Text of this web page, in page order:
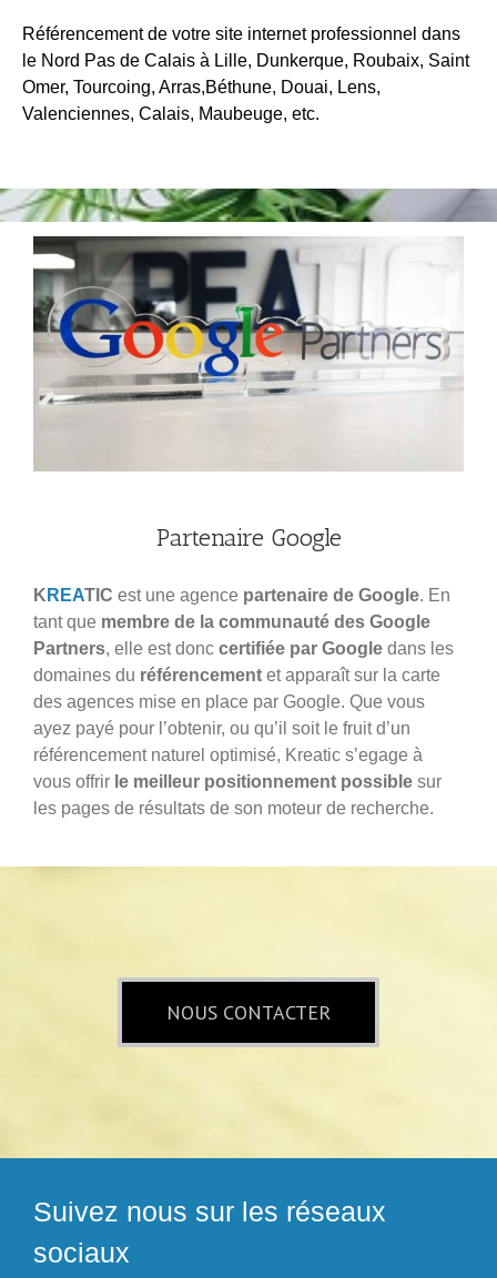
Référencement de votre site internet professionnel dans
le Nord Pas de Calais à Lille, Dunkerque, Roubaix, Saint
Omer, Tourcoing, Arras,Béthune, Douai, Lens,
Valenciennes, Calais, Maubeuge, etc.
Partenaire Google
K REATIC est une agence partenaire de Google. En
tant que membre de la communauté des Google
Partners, elle est donc certifiée par Google dans les
domaines du référencement et apparaît sur la carte
des agences mise en place par Google. Que vous
ayez payé pour l’obtenir, ou qu’il soit le fruit d’un
référencement naturel optimisé, Kreatic s’egage à
vous offrir le meilleur positionnement possible sur
les pages de résultats de son moteur de recherche.
NOUS CONTACTER
Suivez nous sur les réseaux
sociaux